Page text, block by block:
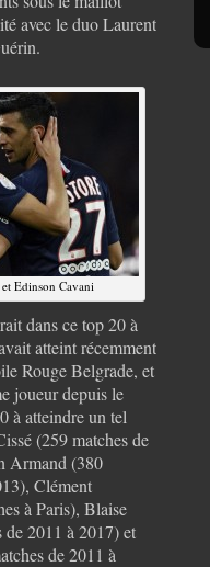
avec le duo Laurent
et Edinson Cavani
dans ce top 20 à
atteint récemment
Rouge Belgrade, et
joueur depuis le
à atteindre un tel
(259 matches de
Armand (380
Clément
à Paris), Blaise
2011 à 2017) et
de 2011 à